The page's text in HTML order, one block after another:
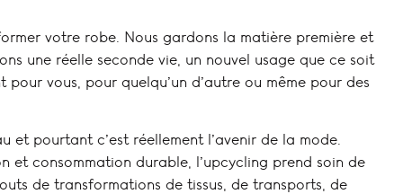
votre robe. Nous gardons la matière première et
une réelle seconde vie, un nouvel usage que ce soit
vous, pour quelqu’un d’autre ou même pour des
et pourtant c’est réellement l’avenir de la mode.
et consommation durable, l’upcycling prend soin de
de transformations de tissus, de transports, de